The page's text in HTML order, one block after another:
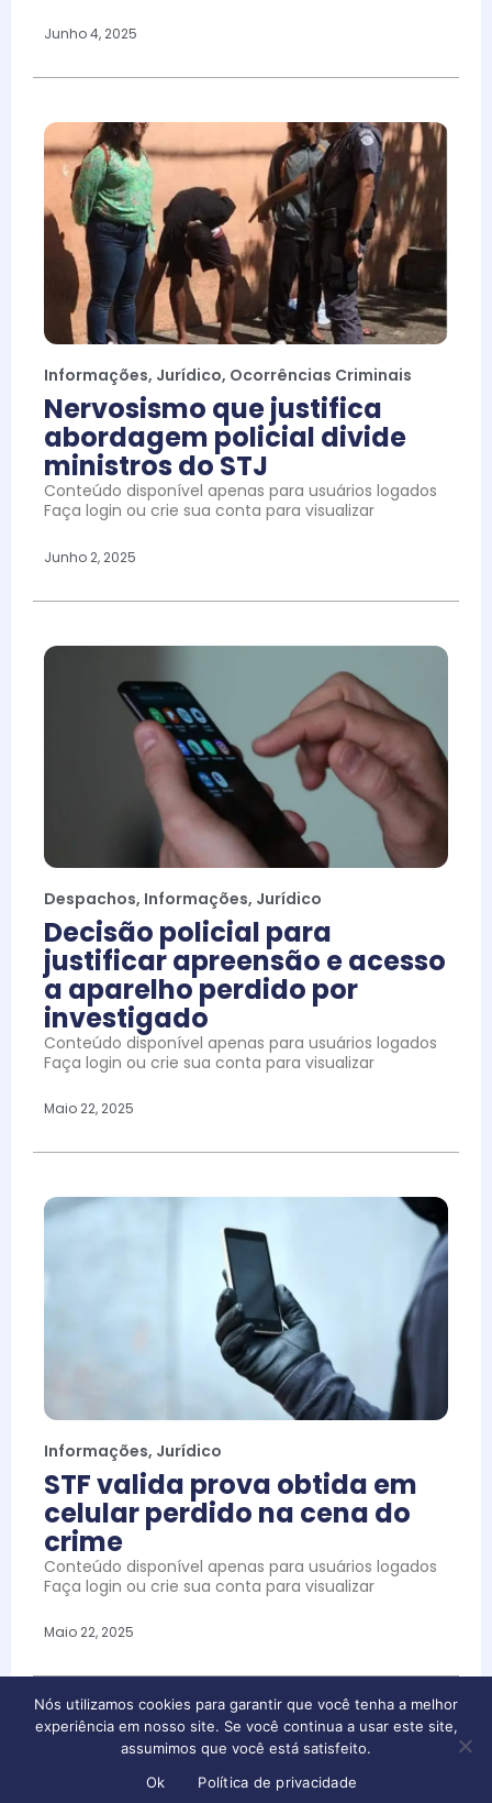
Junho 4, 2025
Informações, Jurídico, Ocorrências Criminais
Nervosismo que justifica
abordagem policial divide
ministros do STJ
Conteúdo disponível apenas para usuários logados
Faça login ou crie sua conta para visualizar
Junho 2, 2025
Despachos, Informações, Jurídico
Decisão policial para
justificar apreensão e acesso
a aparelho perdido por
investigado
Conteúdo disponível apenas para usuários logados
Faça login ou crie sua conta para visualizar
Maio 22, 2025
Informações, Jurídico
STF valida prova obtida em
celular perdido na cena do
crime
Conteúdo disponível apenas para usuários logados
Faça login ou crie sua conta para visualizar
Maio 22, 2025
Nós utilizamos cookies para garantir que você tenha a melhor
experiência em nosso site. Se você continua a usar este site,
assumimos que você está satisfeito.
Ok
Política de privacidade